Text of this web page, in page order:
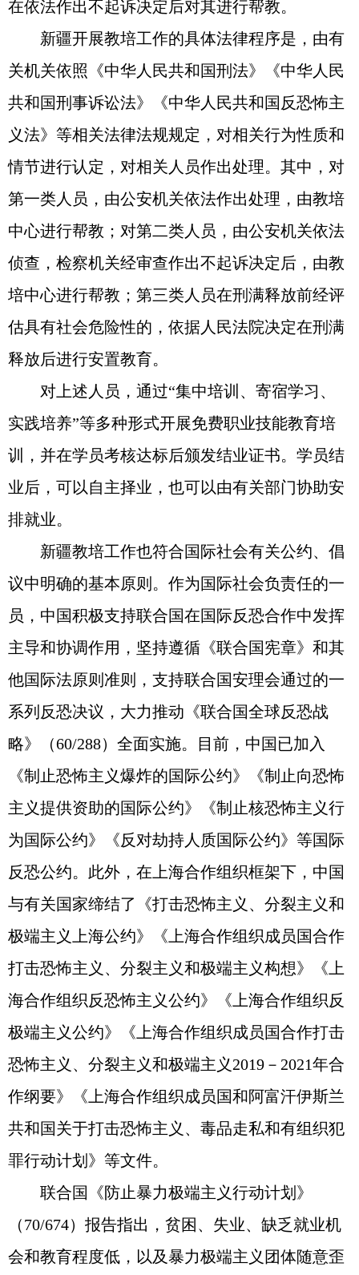
在依法作出不起诉决定后对其进行帮教。
新疆开展教培工作的具体法律程序是，由有
关机关依照《中华人民共和国刑法》《中华人民
共和国刑事诉讼法》《中华人民共和国反恐怖主
义法》等相关法律法规规定，对相关行为性质和
情节进行认定，对相关人员作出处理。其中，对
第一类人员，由公安机关依法作出处理，由教培
中心进行帮教；对第二类人员，由公安机关依法
侦查，检察机关经审查作出不起诉决定后，由教
培中心进行帮教；第三类人员在刑满释放前经评
估具有社会危险性的，依据人民法院决定在刑满
释放后进行安置教育。
对上述人员，通过“集中培训、寄宿学习、
实践培养”等多种形式开展免费职业技能教育培
训，并在学员考核达标后颁发结业证书。学员结
业后，可以自主择业，也可以由有关部门协助安
排就业。
新疆教培工作也符合国际社会有关公约、倡
议中明确的基本原则。作为国际社会负责任的一
员，中国积极支持联合国在国际反恐合作中发挥
主导和协调作用，坚持遵循《联合国宪章》和其
他国际法原则准则，支持联合国安理会通过的一
系列反恐决议，大力推动《联合国全球反恐战
略》（60/288）全面实施。目前，中国已加入
《制止恐怖主义爆炸的国际公约》《制止向恐怖
主义提供资助的国际公约》《制止核恐怖主义行
为国际公约》《反对劫持人质国际公约》等国际
反恐公约。此外，在上海合作组织框架下，中国
与有关国家缔结了《打击恐怖主义、分裂主义和
极端主义上海公约》《上海合作组织成员国合作
打击恐怖主义、分裂主义和极端主义构想》《上
海合作组织反恐怖主义公约》《上海合作组织反
极端主义公约》《上海合作组织成员国合作打击
恐怖主义、分裂主义和极端主义2019－2021年合
作纲要》《上海合作组织成员国和阿富汗伊斯兰
共和国关于打击恐怖主义、毒品走私和有组织犯
罪行动计划》等文件。
联合国《防止暴力极端主义行动计划》
（70/674）报告指出，贫困、失业、缺乏就业机
会和教育程度低，以及暴力极端主义团体随意歪